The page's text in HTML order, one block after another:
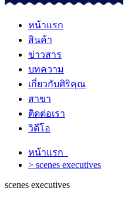
หน้าแรก
สินค้า
ข่าวสาร
บทความ
เกี่ยวกับศิริคุณ
สาขา
ติดต่อเรา
วิดีโอ
หน้าแรก
> scenes executives
scenes executives